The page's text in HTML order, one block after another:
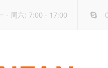
- 周六: 7:00 - 17:00